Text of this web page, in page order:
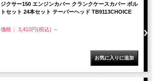
ジクサー150 エンジンカバー クランクケースカバー ボル
トセット 24本セット テーパーヘッド TB9113CHOICE
価格： 3,410円(税込) ～